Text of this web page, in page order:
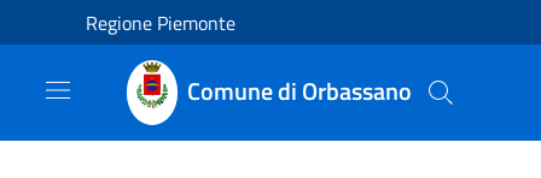
Salta al contenuto principale
Regione Piemonte
Comune di Orbassano